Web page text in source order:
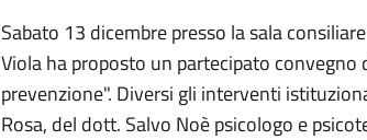
Sabato 13 dicembre presso la sala
Viola ha proposto un partecipato
prevenzione". Diversi gli interventi
Rosa, del dott. Salvo Noè psicologo e